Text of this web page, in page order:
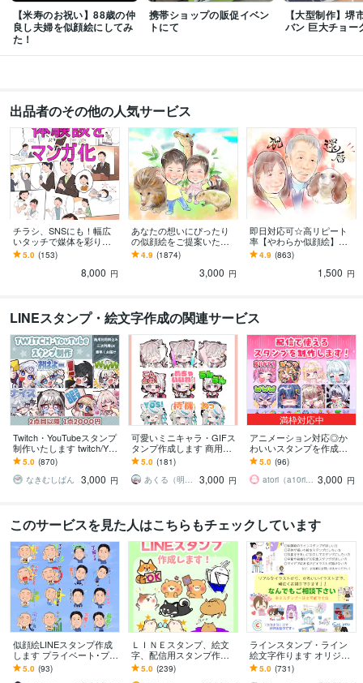
【米寿のお祝い】88歳の仲
良し夫婦を似顔絵にしてみ
た！
携帯ショップの販促イベン
トにて
【大型制作】堺
バン 巨大チョー
出品者のその他の人気サービス
チラシ、SNSにも！幅広
いタッチで媒体を彩りま
す 用途に合わせた漫画・
イラスト制作｜広告・ア
イコン・似顔絵等
5.0 (153)
8,000 円
あなたの想いにぴったり
の似顔絵をご提案いたし
ます 大切な想いを形に。
手描き風・デジタルから
選べる優しい似顔絵
4.9 (1874)
3,000 円
即日対応可☆高リピート
率【やわらか似顔絵】描
きます 筆タッチでほんわ
かイラストはいかがです
4.9 (863)
1,500 円
LINEスタンプ・絵文字作成の関連サービス
Twitch・YouTubeスタンプ
制作いたします twitch/You
Tube/tiktok配信用スタンプ
制作
5.0 (870)
なきむしぱん
3,000 円
可愛いミニキャラ・GIFス
タンプ作成します 商用込
み！Twitch,Youtube,LINE
用など＊
5.0 (181)
あくる（明来）※来年納品分︰受付中
3,000 円
満枠対応中
アニメーション対応◎か
わいいスタンプを作成し
ます 企業実績多数有！Yo
uTube・Twitch・TikTok☆
5.0 (96)
atori（a10ri_p） 3,000 円
このサービスを見た人はこちらもチェックしています
似顔絵LINEスタンプ作成
します プライベート･プレ
ゼント･商用などに！
5.0 (93)
ＬＩＮＥスタンプ、絵文
字、配信用スタンプ作成
します かわいい系からシ
ュール系まで様々な絵柄
5.0 (239)
ラインスタンプ・ライン
絵文字作ります オリジナ
ルラインスタンプを作り
たい方へ
5.0 (731)